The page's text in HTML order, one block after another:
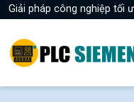
Giải pháp công nghiệp tối